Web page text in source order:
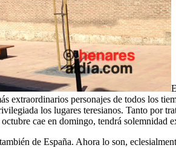
extraordinarios personajes de todos los
los lugares teresianos. Tanto por
cae en domingo, tendrá
de España. Ahora lo son,